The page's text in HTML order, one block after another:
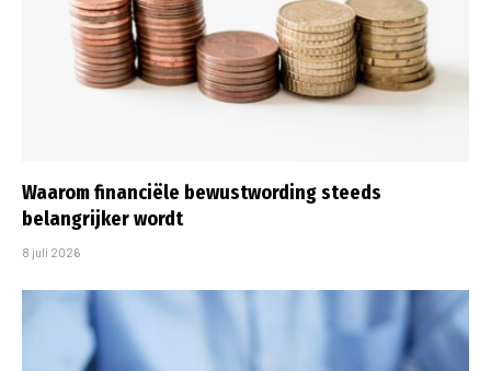
Waarom financiële bewustwording steeds
belangrijker wordt
8 juli 2026